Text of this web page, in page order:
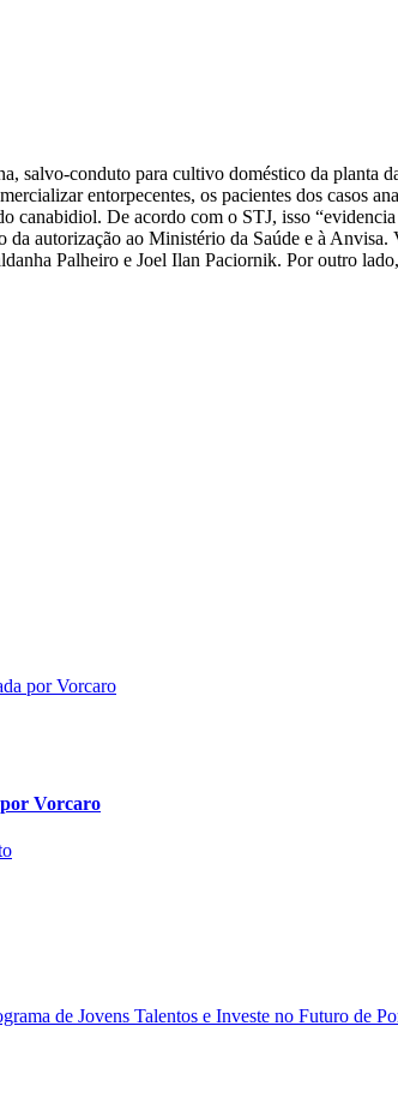
salvo-conduto para cultivo doméstico da
entorpecentes, os pacientes dos casos
De acordo com o STJ, isso
autorização ao Ministério da Saúde e à
Palheiro e Joel Ilan Paciornik. Por outro
Vorcaro